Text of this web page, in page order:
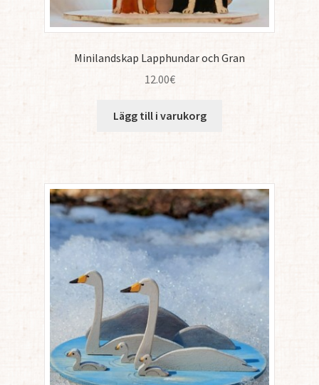
Minilandskap Lapphundar och Gran
12.00€
Lägg till i varukorg